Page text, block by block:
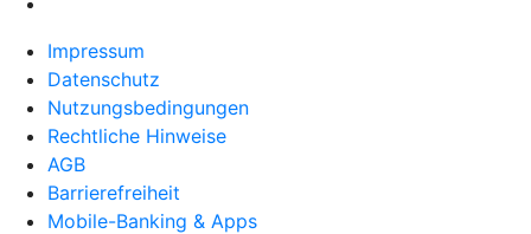
Impressum
Datenschutz
Nutzungsbedingungen
Rechtliche Hinweise
AGB
Barrierefreiheit
Mobile-Banking & Apps